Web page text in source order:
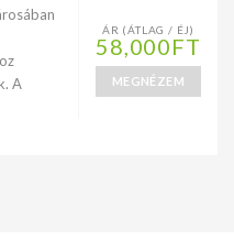
A
ÁR (ÁTLAG / ÉJ)
58,000FT
MEGNÉZEM